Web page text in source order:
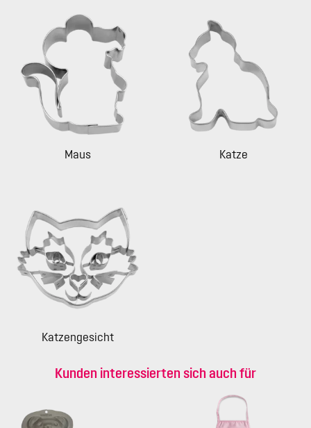
Maus Katze
Katzengesicht
Kunden interessierten sich auch für